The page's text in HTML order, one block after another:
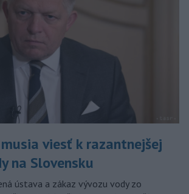
viesť k razantnejšej
na Slovensku
ústava a zákaz vývozu vody zo